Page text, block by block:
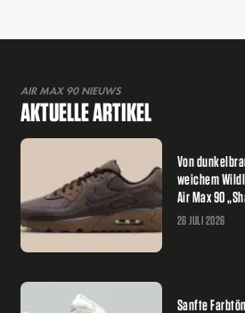
AIR MAX 90 NIEUWS
AKTUELLE ARTIKEL
Von
weichem
Air Max 90
26 JULI 2026
Sanfte